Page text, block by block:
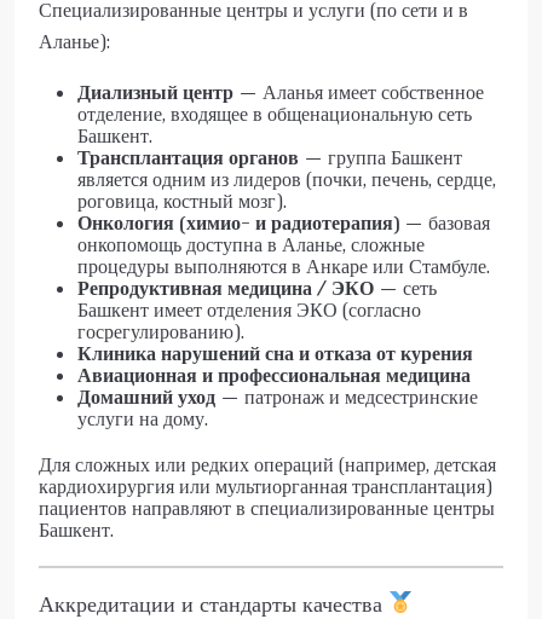
Специализированные центры и услуги (по сети и в
Аланье):
Диализный центр — Аланья имеет собственное
отделение, входящее в общенациональную сеть
Башкент.
Трансплантация органов — группа Башкент
является одним из лидеров (почки, печень, сердце,
роговица, костный мозг).
Онкология (химио- и радиотерапия) — базовая
онкопомощь доступна в Аланье, сложные
процедуры выполняются в Анкаре или Стамбуле.
Репродуктивная медицина / ЭКО — сеть
Башкент имеет отделения ЭКО (согласно
госрегулированию).
Клиника нарушений сна и отказа от курения
Авиационная и профессиональная медицина
Домашний уход — патронаж и медсестринские
услуги на дому.
Для сложных или редких операций (например, детская
кардиохирургия или мультиорганная трансплантация)
пациентов направляют в специализированные центры
Башкент.
Аккредитации и стандарты качества